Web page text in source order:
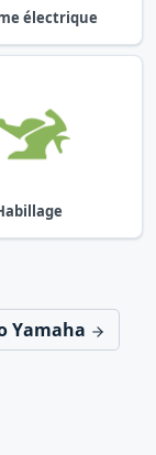
électrique
Yamaha